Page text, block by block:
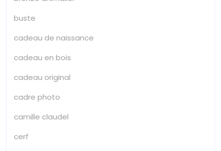
buste
cadeau de naissance
cadeau en bois
cadeau original
cadre photo
camille claudel
cerf